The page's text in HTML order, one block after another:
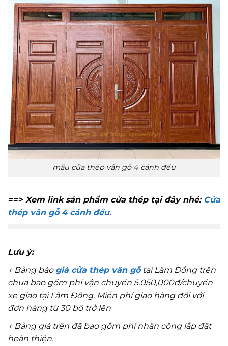
mẫu cửa thép vân gỗ 4 cánh đều
==> Xem link sản phẩm cửa thép tại đây nhé: Cửa
thép vân gỗ 4 cánh đều.
Lưu ý:
+ Bảng báo giá cửa thép vân gỗtại Lâm Đồng trên
chưa bao gồm phí vận chuyển 5.050,000đ/chuyến
xe giao tại Lâm Đồng. Miễn phí giao hàng đối với
đơn hàng từ 30 bộ trở lên
+ Bảng giá trên đã bao gồm phí nhân công lắp đặt
hoàn thiện.